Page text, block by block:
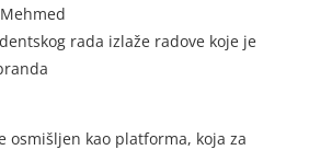
rada izlaže radove koje je
osmišljen kao platforma, koja za